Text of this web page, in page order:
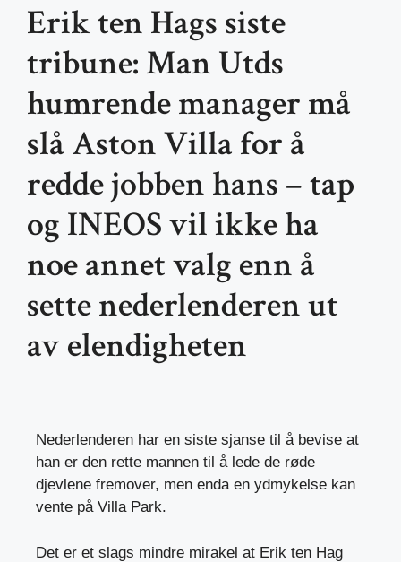
Erik ten Hags siste
tribune: Man Utds
humrende manager må
slå Aston Villa for å
redde jobben hans – tap
og INEOS vil ikke ha
noe annet valg enn å
sette nederlenderen ut
av elendigheten
Nederlenderen har en siste sjanse til å bevise at
han er den rette mannen til å lede de røde
djevlene fremover, men enda en ydmykelse kan
vente på Villa Park.
Det er et slags mindre mirakel at Erik ten Hag